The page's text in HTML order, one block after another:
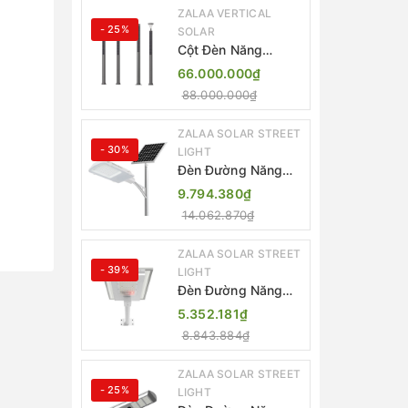
- 25%
ZALAA VERTICAL
SOLAR
Cột Đèn Năng
Lượng Mặt Trời Dọc
Thông Minh ZSR-
YYDS-360 | ZALAA
Jsc
66.000.000₫
88.000.000₫
- 30%
ZALAA SOLAR STREET
LIGHT
Đèn Đường Năng
Lượng Mặt Trời
Thông Minh Điều
Khiển MPPT ZL-
GMX01 ZALAA
9.794.380₫
14.062.870₫
- 39%
ZALAA SOLAR STREET
LIGHT
Đèn Đường Năng
Lượng Mặt Trời
Nhôm Đúc ZALAA
ZL-BWH Cao Cấp
IP65
5.352.181₫
8.843.884₫
- 25%
ZALAA SOLAR STREET
LIGHT